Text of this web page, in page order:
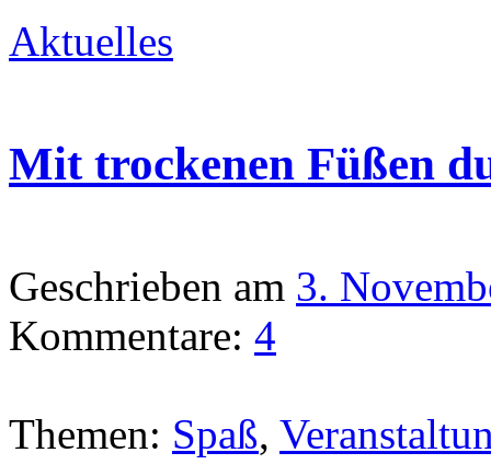
Aktuelles
Mit trockenen Füßen
Geschrieben am 3.
Kommentare: 4
Themen: Spaß,